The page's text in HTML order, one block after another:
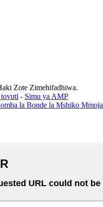
Zote Zimehifadhiwa.
- Simu ya AMP
la Bonde la Mshiko Mmoja